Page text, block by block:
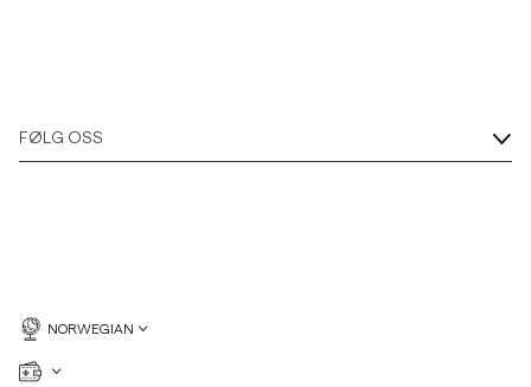
FØLG OSS
NORWEGIAN